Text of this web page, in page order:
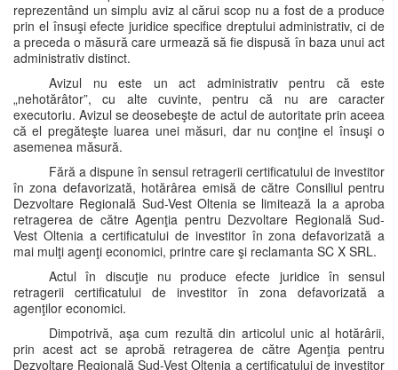
reprezentând un simplu aviz al cărui scop nu a fost de a produce
prin el însuşi efecte juridice specifice dreptului administrativ, ci de
a preceda o măsură care urmează să fie dispusă în baza unui act
administrativ distinct.
Avizul nu este un act administrativ pentru că este
„nehotărâtor”, cu alte cuvinte, pentru că nu are caracter
executoriu. Avizul se deosebeşte de actul de autoritate prin aceea
că el pregăteşte luarea unei măsuri, dar nu conţine el însuşi o
asemenea măsură.
Fără a dispune în sensul retragerii certificatului de investitor
în zona defavorizată, hotărârea emisă de către Consiliul pentru
Dezvoltare Regională Sud-Vest Oltenia se limitează la a aproba
retragerea de către Agenţia pentru Dezvoltare Regională Sud-
Vest Oltenia a certificatului de investitor în zona defavorizată a
mai mulţi agenţi economici, printre care şi reclamanta SC X SRL.
Actul în discuţie nu produce efecte juridice în sensul
retragerii certificatului de investitor în zona defavorizată a
agenţilor economici.
Dimpotrivă, aşa cum rezultă din articolul unic al hotărârii,
prin acest act se aprobă retragerea de către Agenţia pentru
Dezvoltare Regională Sud-Vest Oltenia a certificatului de investitor